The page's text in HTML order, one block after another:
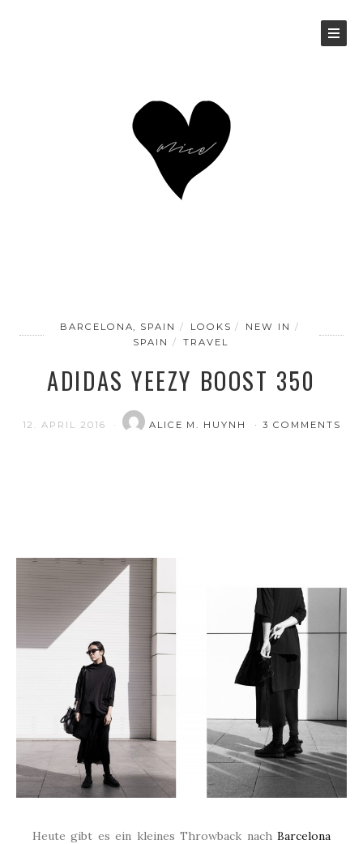
BARCELONA, SPAIN LOOKS
NEW IN
SPAIN
TRAVEL
ADIDAS YEEZY BOOST 350
12. APRIL 2016 ALICE M. HUYNH 3 COMMENTS
Heute gibt es ein kleines Throwback nach Barcelona